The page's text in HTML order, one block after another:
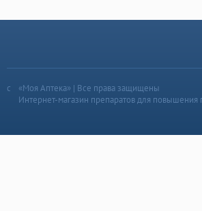
«Моя Аптека» | Все права защищены
Интернет-магазин препаратов для повышения